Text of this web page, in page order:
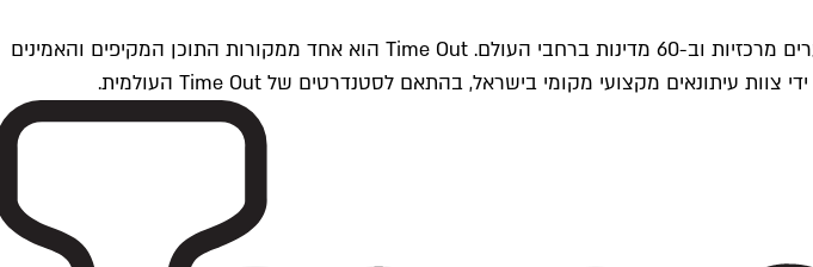
Time Outתל אביב הוא חלק מרשת Time Out Global — רשת מדיה בינלאומית הפועלת ב-360 ערים מרכזיות וב-60 מדינות ברחבי העולם. Time Out הוא אחד ממקורות התוכן המקיפים והאמינים